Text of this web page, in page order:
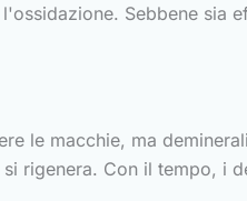
Sebbene sia
le macchie, ma
rigenera. Con il tempo, i